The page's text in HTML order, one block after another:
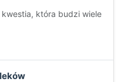
która budzi wiele